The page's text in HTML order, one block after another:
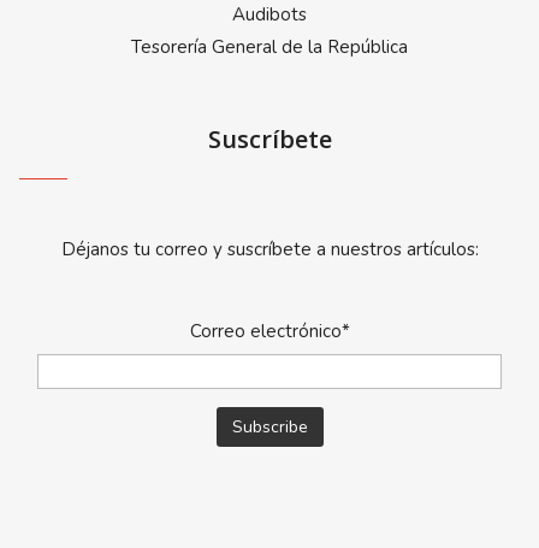
Audibots
Tesorería General de la República
Suscríbete
Déjanos tu correo y suscríbete a nuestros artículos:
Correo electrónico*